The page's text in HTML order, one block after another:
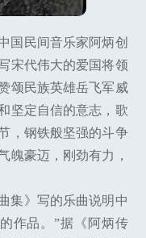
国民间音乐家阿炳创
宋代伟大的爱国将领
颂民族英雄岳飞军威
坚定自信的意志，歌
，钢铁般坚强的斗争
魄豪迈，刚劲有力，
集》写的乐曲说明中
作品。”据《阿炳传